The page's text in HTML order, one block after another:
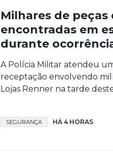
Milhares de peças
encontradas em
durante
A Polícia Militar atendeu
receptação envolvendo
Lojas Renner na tarde
SEGURANÇA HÁ 4 HORAS